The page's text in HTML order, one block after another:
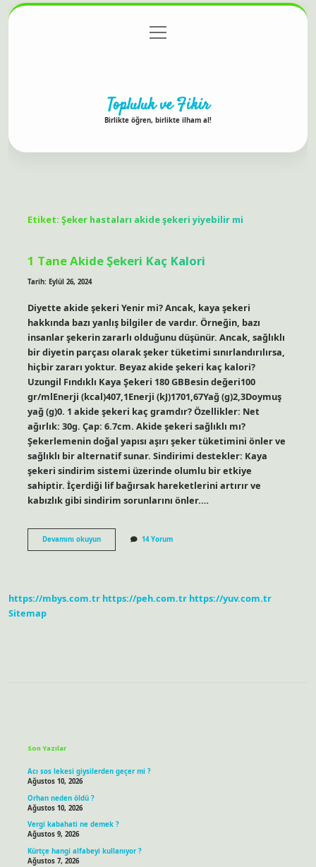
Gizlilik Politikası
menüyü
aç
Topluluk ve Fikir
Birlikte öğren, birlikte ilham al!
Etiket: Şeker hastaları akide şekeri yiyebilir mi
1 Tane Akide Şekeri Kaç Kalori
Tarih: Eylül 26, 2024
Diyette akide şekeri Yenir mi? Ancak, kaya şekeri
hakkında bazı yanlış bilgiler de vardır. Örneğin, bazı
insanlar şekerin zararlı olduğunu düşünür. Ancak, sağlıklı
bir diyetin parçası olarak şeker tüketimi sınırlandırılırsa,
hiçbir zararı yoktur. Beyaz akide şekeri kaç kalori?
Uzungil Fındıklı Kaya Şekeri 180 GBBesin değeri100
gr/mlEnerji (kcal)407,1Enerji (kJ)1701,67Yağ (g)2,3Doymuş
yağ (g)0. 1 akide şekeri kaç gramdır? Özellikler: Net
ağırlık: 30g. Çap: 6.7cm. Akide şekeri sağlıklı mı?
Şekerlemenin doğal yapısı aşırı şeker tüketimini önler ve
sağlıklı bir alternatif sunar. Sindirimi destekler: Kaya
şekeri sindirim sistemi üzerinde olumlu bir etkiye
sahiptir. İçerdiği lif bağırsak hareketlerini artırır ve
kabızlık gibi sindirim sorunlarını önler.…
Devamını okuyun1
Tane
14 Yorum
https://mbys.com.tr https://peh.com.tr https://yuv.com.tr
Sitemap
Son Yazılar
Acı sos lekesi giysilerden geçer mi ?
Ağustos 10, 2026
Orhan neden öldü ?
Ağustos 10, 2026
Vergi kabahati ne demek ?
Ağustos 9, 2026
Kürtçe hangi alfabeyi kullanıyor ?
Ağustos 7, 2026